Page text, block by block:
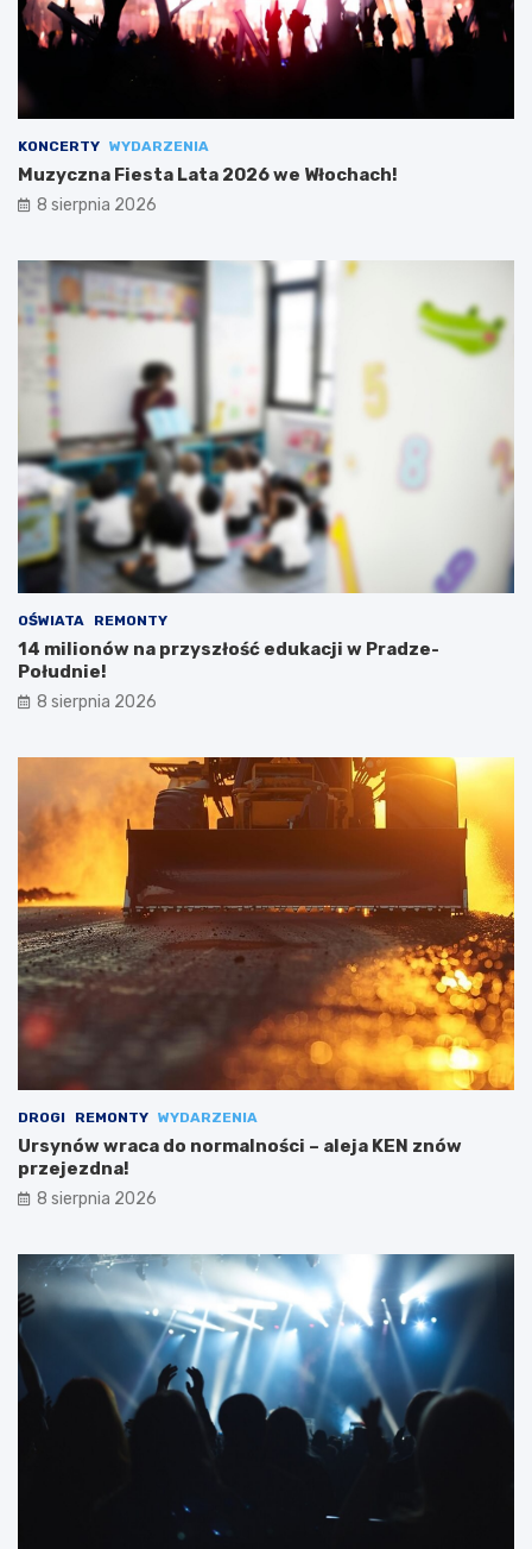
KONCERTY WYDARZENIA
Muzyczna Fiesta Lata 2026 we Włochach!
8 sierpnia 2026
OŚWIATA REMONTY
14 milionów na przyszłość edukacji w Pradze-
Południe!
8 sierpnia 2026
DROGI REMONTY WYDARZENIA
Ursynów wraca do normalności – aleja KEN znów
przejezdna!
8 sierpnia 2026